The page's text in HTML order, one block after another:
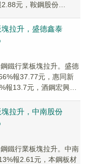
元，鞍鋼股份
塊拉升，盛德鑫泰
鐵行業板塊拉升。盛德
報37.77元，惠同新
報13.7元，酒鋼宏興
塊拉升，中南股份
鐵行業板塊拉升。中南
報2.61元，本鋼板材